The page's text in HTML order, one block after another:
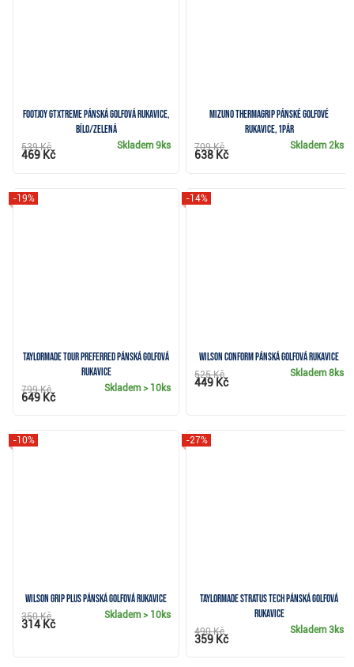
FootJoy GTxtreme pánská golfová rukavice,
bílo/zelená
Skladem9ks
539 Kč
469 Kč
Mizuno Thermagrip pánské golfové
rukavice, 1pár
Skladem2ks
709 Kč
638 Kč
TaylorMade Tour Preferred pánská golfová
rukavice
-19%
Skladem> 10ks
799 Kč
649 Kč
Wilson Conform pánská golfová rukavice
-14%
Skladem8ks
525 Kč
449 Kč
Wilson Grip Plus pánská golfová rukavice
-10%
Skladem> 10ks
350 Kč
314 Kč
TaylorMade Stratus Tech pánská golfová
rukavice
-27%
Skladem3ks
490 Kč
359 Kč